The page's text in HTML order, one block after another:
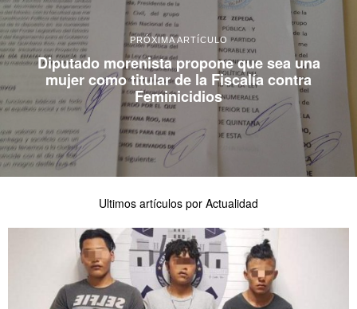
PRÓXIMA ARTÍCULO
Diputado morenista propone que sea una
mujer como titular de la Fiscalía contra
Feminicidios
Ultimos artículos por Actualidad